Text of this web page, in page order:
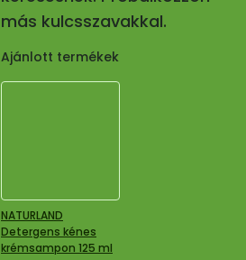
más kulcsszavakkal.
Ajánlott termékek
NATURLAND
Detergens kénes
krémsampon 125 ml